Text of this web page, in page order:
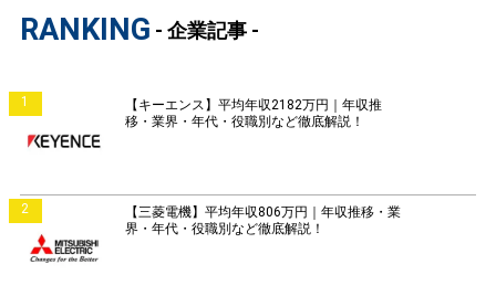
RANKING - 企業記事 -
1
【キーエンス】平均年収2182万円｜年収推
移・業界・年代・役職別など徹底解説！
2
【三菱電機】平均年収806万円｜年収推移・業
界・年代・役職別など徹底解説！